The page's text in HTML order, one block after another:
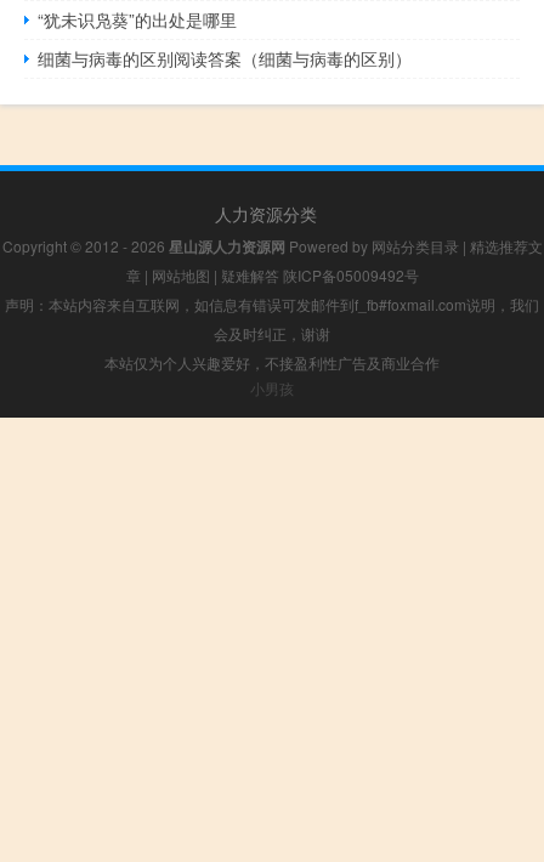
“犹未识凫葵”的出处是哪里
细菌与病毒的区别阅读答案（细菌与病毒的区别）
人力资源分类
Copyright © 2012 - 2026 星山源人力资源网 Powered by 网站分类目录 | 精选推荐文
章 | 网站地图 | 疑难解答 陕ICP备05009492号
声明：本站内容来自互联网，如信息有错误可发邮件到f_fb#foxmail.com说明，我们
会及时纠正，谢谢
本站仅为个人兴趣爱好，不接盈利性广告及商业合作
小男孩